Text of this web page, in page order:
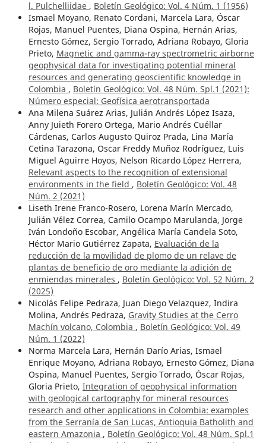
l. Pulchelliidae , Boletín Geológico: Vol. 4 Núm. 1 (1956)
Ismael Moyano, Renato Cordani, Marcela Lara, Óscar
Rojas, Manuel Puentes, Diana Ospina, Hernán Arias,
Ernesto Gómez, Sergio Torrado, Adriana Robayo, Gloria
Prieto, Magnetic and gamma-ray spectrometric airborne
geophysical data for investigating potential mineral
resources and generating geoscientific knowledge in
Colombia , Boletín Geológico: Vol. 48 Núm. Spl.1 (2021):
Número especial: Geofísica aerotransportada
Ana Milena Suárez Arias, Julián Andrés López Isaza,
Anny Juieth Forero Ortega, Mario Andrés Cuéllar
Cárdenas, Carlos Augusto Quiroz Prada, Lina María
Cetina Tarazona, Oscar Freddy Muñoz Rodríguez, Luis
Miguel Aguirre Hoyos, Nelson Ricardo López Herrera,
Relevant aspects to the recognition of extensional
environments in the field , Boletín Geológico: Vol. 48
Núm. 2 (2021)
Liseth Irene Franco-Rosero, Lorena Marín Mercado,
Julián Vélez Correa, Camilo Ocampo Marulanda, Jorge
Iván Londoño Escobar, Angélica María Candela Soto,
Héctor Mario Gutiérrez Zapata, Evaluación de la
reducción de la movilidad de plomo de un relave de
plantas de beneficio de oro mediante la adición de
enmiendas minerales , Boletín Geológico: Vol. 52 Núm. 2
(2025)
Nicolás Felipe Pedraza, Juan Diego Velazquez, Indira
Molina, Andrés Pedraza, Gravity Studies at the Cerro
Machín volcano, Colombia , Boletín Geológico: Vol. 49
Núm. 1 (2022)
Norma Marcela Lara, Hernán Darío Arias, Ismael
Enrique Moyano, Adriana Robayo, Ernesto Gómez, Diana
Ospina, Manuel Puentes, Sergio Torrado, Óscar Rojas,
Gloria Prieto, Integration of geophysical information
with geological cartography for mineral resources
research and other applications in Colombia: examples
from the Serranía de San Lucas, Antioquia Batholith and
eastern Amazonia , Boletín Geológico: Vol. 48 Núm. Spl.1